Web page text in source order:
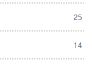
25
14